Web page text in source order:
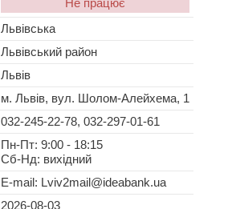
Не працює
Львівська
Львівський район
Львів
м. Львів, вул. Шолом-Алейхема, 1
032-245-22-78, 032-297-01-61
Пн-Пт: 9:00 - 18:15
Сб-Нд: вихідний
E-mail: Lviv2mail@ideabank.ua
2026-08-03